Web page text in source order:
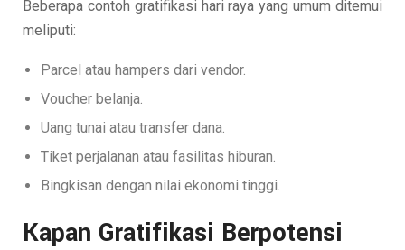
Beberapa contoh gratifikasi hari raya yang umum ditemui
meliputi:
Parcel atau hampers dari vendor.
Voucher belanja.
Uang tunai atau transfer dana.
Tiket perjalanan atau fasilitas hiburan.
Bingkisan dengan nilai ekonomi tinggi.
Kapan Gratifikasi Berpotensi